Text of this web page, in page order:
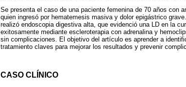
Se presenta el caso de una paciente femenina de 70 años con
quien ingresó por hematemesis masiva y dolor epigástrico
realizó endoscopia digestiva alta, que evidenció una LD en la
exitosamente mediante escleroterapia con adrenalina y
sin complicaciones. El objetivo del artículo es aprender a
tratamiento claves para mejorar los resultados y prevenir
CASO CLÍNICO